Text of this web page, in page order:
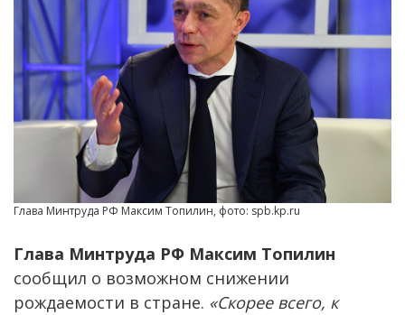
Глава Минтруда РФ Максим Топилин, фото: spb.kp.ru
Глава Минтруда РФ Максим Топилин
сообщил о возможном снижении
рождаемости в стране. «Скорее всего, к